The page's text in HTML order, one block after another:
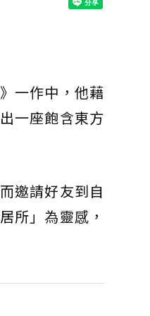
一作中，他藉
一座飽含東方
邀請好友到自
所」為靈感，